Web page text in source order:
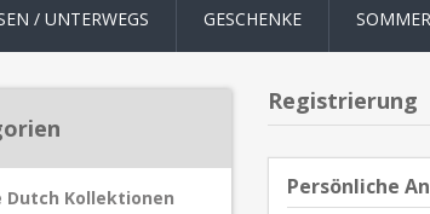
/ UNTERWEGS GESCHENKE SOMMER
Dutch Kollektionen
Registrierung
Persönliche